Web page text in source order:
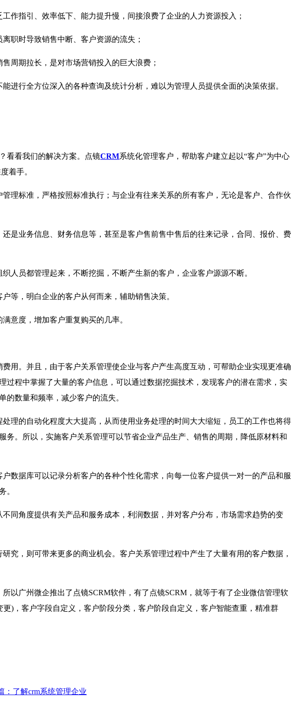
作指引、效率低下、能力提升慢，间接浪费了企业的人力资源投入；
职时导致销售中断、客户资源的流失；
周期拉长，是对市场营销投入的巨大浪费；
进行全方位深入的各种查询及统计分析，难以为管理人员提供全面的决策依据。
看我们的解决方案。 点镜CRM系统化管理客户，帮助客户建立起以“客户”为中心
着手。
理标准，严格按照标准执行；与企业有往来关系的所有客户，无论是客户、合作伙
是业务信息、财务信息等，甚至是客户售前售中售后的往来记录，合同、报价、费
人员都管理起来，不断挖掘，不断产生新的客户，企业客户源源不断。
等，明白企业的客户从何而来，辅助销售决策。
意度，增加客户重复购买的几率。
用。并且，由于客户关系管理使企业与客户产生高度互动，可帮助企业实现更准确
程中掌握了大量的客户信息，可以通过数据挖掘技术，发现客户的潜在需求，实
数量和频率，减少客户的流失。
理的自动化程度大大提高，从而使用业务处理的时间大大缩短，员工的工作也将得
。所以，实施客户关系管理可以节省企业产品生产、销售的周期，降低原材料和
数据库可以记录分析客户的各种个性化需求，向每一位客户提供一对一的产品和服
。
同角度提供有关产品和服务成本，利润数据，并对客户分布，市场需求趋势的变
究，则可带来更多的商业机会。客户关系管理过程中产生了大量有用的客户数据，
以广州微企推出了点镜SCRM软件，有了点镜SCRM ，就等于有了企业微信管理软
更) ，客户字段自定义，客户阶段分类，客户阶段自定义，客户智能查重，精准群
：了解crm系统管理企业